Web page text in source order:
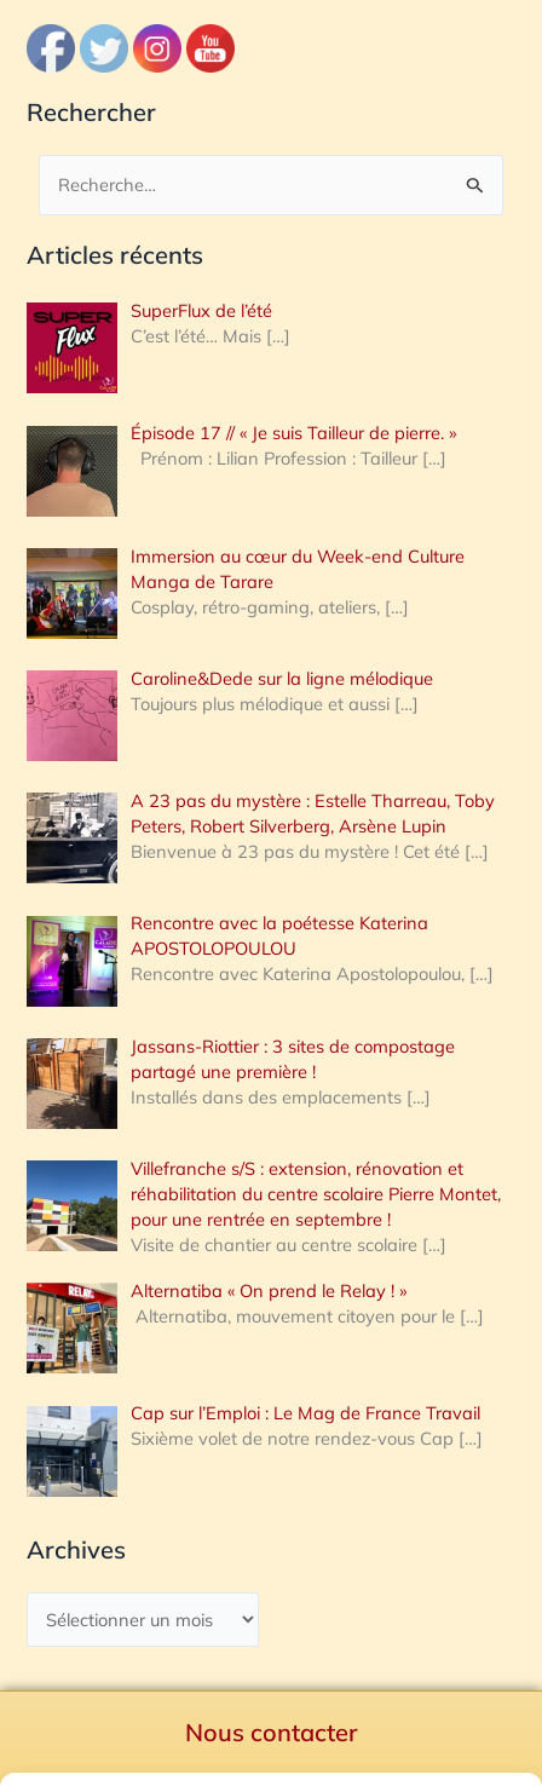
Rechercher
c
e
r
c
h
e
:
Articles récents
SuperFlux de l’été
C’est l’été… Mais […]
Épisode 17 // « Je suis Tailleur de pierre. »
Prénom : Lilian Profession : Tailleur […]
Immersion au cœur du Week-end Culture
Manga de Tarare
Cosplay, rétro-gaming, ateliers, […]
Caroline&Dede sur la ligne mélodique
Toujours plus mélodique et aussi […]
A 23 pas du mystère : Estelle Tharreau, Toby
Peters, Robert Silverberg, Arsène Lupin
Bienvenue à 23 pas du mystère ! Cet été […]
Rencontre avec la poétesse Katerina
APOSTOLOPOULOU
Rencontre avec Katerina Apostolopoulou, […]
Jassans-Riottier : 3 sites de compostage
partagé une première !
Installés dans des emplacements […]
Villefranche s/S : extension, rénovation et
réhabilitation du centre scolaire Pierre Montet,
pour une rentrée en septembre !
Visite de chantier au centre scolaire […]
Alternatiba « On prend le Relay ! »
Alternatiba, mouvement citoyen pour le […]
Cap sur l’Emploi : Le Mag de France Travail
Sixième volet de notre rendez-vous Cap […]
Archives
Nous contacter